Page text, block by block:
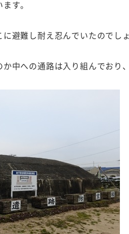
す。
避難し耐え忍んでいたのでし
中への通路は入り組んでおり